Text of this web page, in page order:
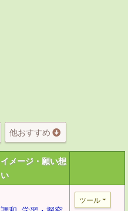
他おすすめ
イメージ・願い想
い
ツール